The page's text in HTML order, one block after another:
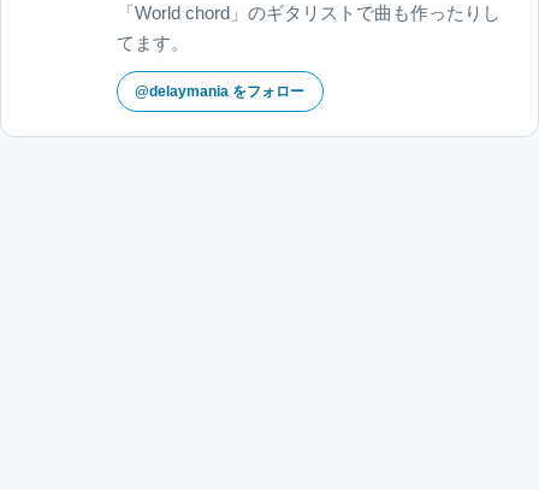
「World chord」のギタリストで曲も作ったりし
てます。
@delaymania をフォロー